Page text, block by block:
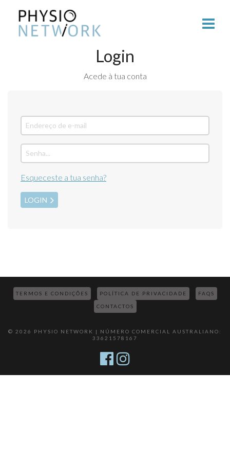
Login
Acede à tua conta
Esqueceste a tua senha?
LOGIN
TERMOS E CONDIÇÕES POLÍTICA DE PRIVACIDADE FAQS
CONTACTOS
© 2026 PHYSIO NETWORK | NÚMERO COMERCIAL AUSTRALIANO:
33621578167